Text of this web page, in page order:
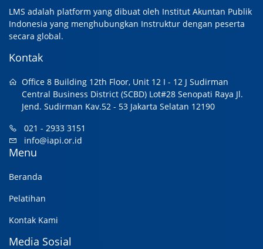
LMS adalah platform yang dibuat oleh Institut Akuntan Publik
Indonesia yang menghubungkan Instruktur dengan peserta
secara global.
Kontak
Office 8 Building 12th Floor, Unit 12 I - 12 J Sudirman
Central Business District (SCBD) Lot#28 Senopati Raya Jl.
Jend. Sudirman Kav.52 - 53 Jakarta Selatan 12190
021 - 2933 3151
info@iapi.or.id
Menu
Beranda
Pelatihan
Kontak Kami
Media Sosial